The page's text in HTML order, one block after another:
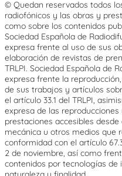
© Quedan reservados todos
radiofónicos y las obras y
como sobre los contenidos
Sociedad Española de
expresa frente al uso de sus
elaboración de revistas de
TRLPI. Sociedad Española de
expresa frente la
de sus trabajos y artículos
el artículo 33.1 del TRLPI,
expresa de las
prestaciones accesibles
mecánica u otros medios que
conformidad con el artículo
2 de noviembre, así como
contenidos por tecnologías de